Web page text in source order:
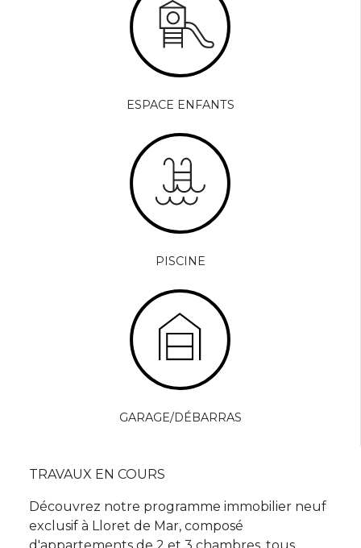
ESPACE ENFANTS
PISCINE
GARAGE/DÉBARRAS
TRAVAUX EN COURS
Découvrez notre programme immobilier neuf
exclusif à Lloret de Mar, composé
d'appartements de 2 et 3 chambres, tous